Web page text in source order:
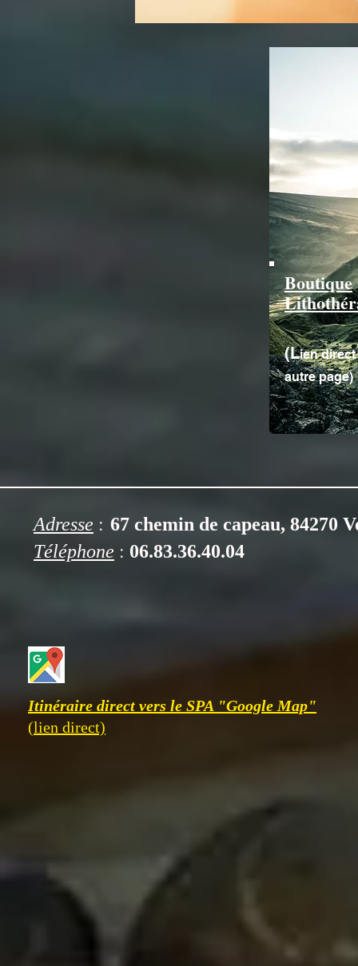
Boutique
(Lien
autre page)
Adresse : 67 chemin de capeau, 84270
Téléphone : 06.83.36.40.04
Itinéraire direct vers le SPA "Google Map"
(lien direct)